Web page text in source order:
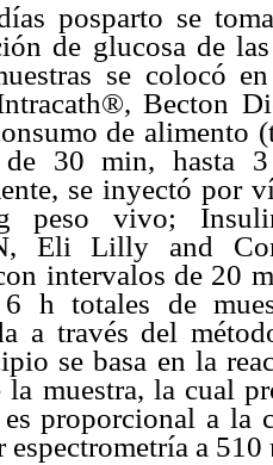
posparto se
de glucosa de
se colocó
Becton
de alimento
de 30 min, hasta
se inyectó por
peso vivo;
Eli Lilly and
intervalos de 20
6 h totales de
a través del
se basa en la
la muestra, la cual
proporcional a la
espectrometría a 510